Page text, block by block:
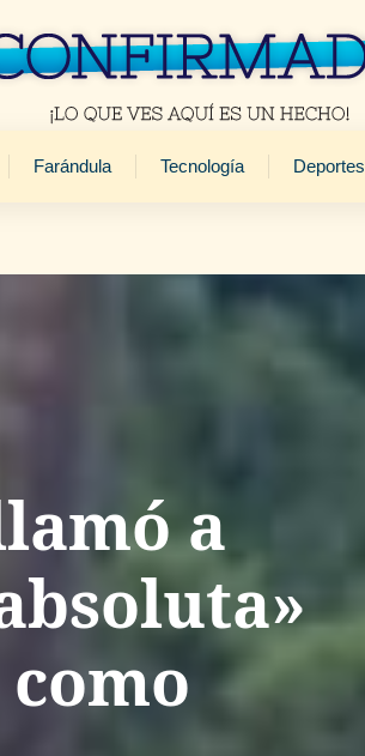
Farándula Tecnología Deportes
a